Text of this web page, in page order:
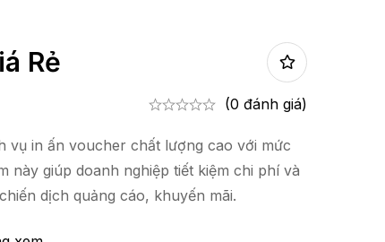
Rẻ
(0 đánh giá)
vụ in ấn voucher chất lượng cao với mức
này giúp doanh nghiệp tiết kiệm chi phí và
dịch quảng cáo, khuyến mãi.